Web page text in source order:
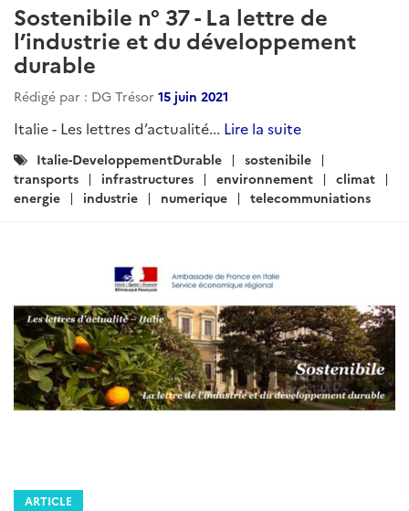
Sostenibile n° 37 - La lettre de
l’industrie et du développement
durable
Rédigé par : DG Trésor 15 juin 2021
Italie - Les lettres d’actualité... Lire la suite
Catégories
:
Italie-DeveloppementDurable
sostenibile
transports
infrastructures environnement
climat
energie
industrie numerique telecommuniations
ARTICLE